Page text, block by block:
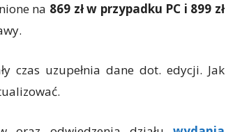
na 869 zł w przypadku PC i 899 zł
czas uzupełnia dane dot. edycji. Jak